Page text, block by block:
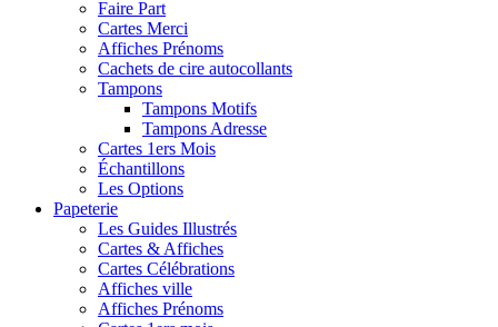
Faire Part
Cartes Merci
Affiches Prénoms
Cachets de cire autocollants
Tampons
Tampons Motifs
Tampons Adresse
Cartes 1ers Mois
Échantillons
Les Options
Papeterie
Les Guides Illustrés
Cartes & Affiches
Cartes Célébrations
Affiches ville
Affiches Prénoms